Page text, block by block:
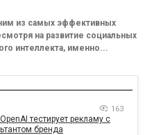
из самых эффективных
на развитие социальных
интеллекта, именно...
163
тестирует рекламу с
бренда